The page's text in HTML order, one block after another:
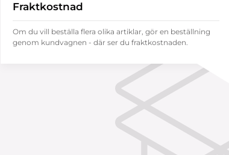
Fraktkostnad
Om du vill beställa flera olika artiklar, gör en beställning
genom kundvagnen - där ser du fraktkostnaden.